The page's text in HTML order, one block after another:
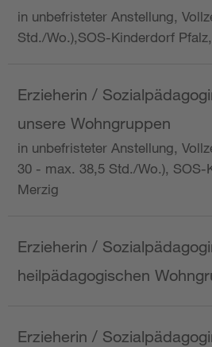
in unbefristeter Anstellung,
Std./Wo.),SOS-Kinderdorf
Erzieherin /
unsere Wohngruppen
in unbefristeter Anstellung,
30 - max. 38,5 Std./Wo.), SOS-
Merzig
Erzieherin /
heilpädagogischen
Erzieherin /